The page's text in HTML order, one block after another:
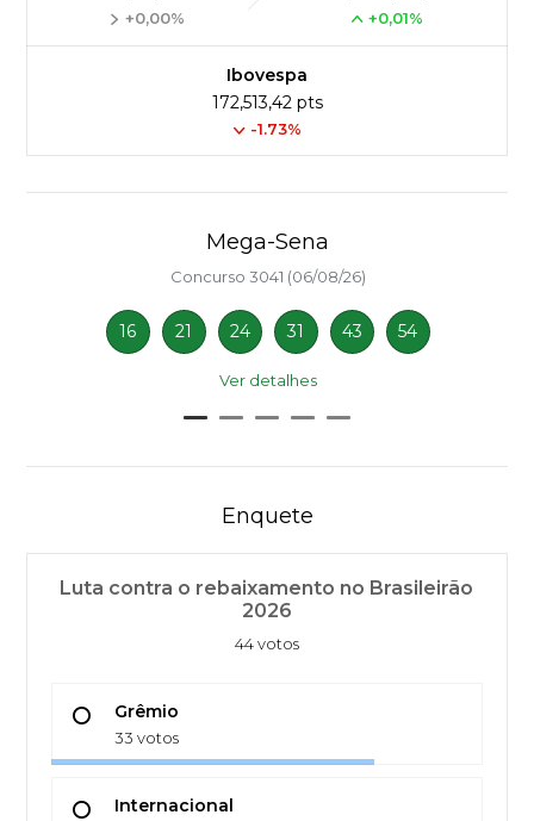
+0,00% +0,01%
Ibovespa
172,513,42 pts
-1.73%
Mega-Sena
Concurso 3041 (06/08/26)
16 21 24 31 43 54
Ver detalhes
Enquete
Luta contra o rebaixamento no Brasileirão
2026
44 votos
Grêmio
33 votos
Internacional